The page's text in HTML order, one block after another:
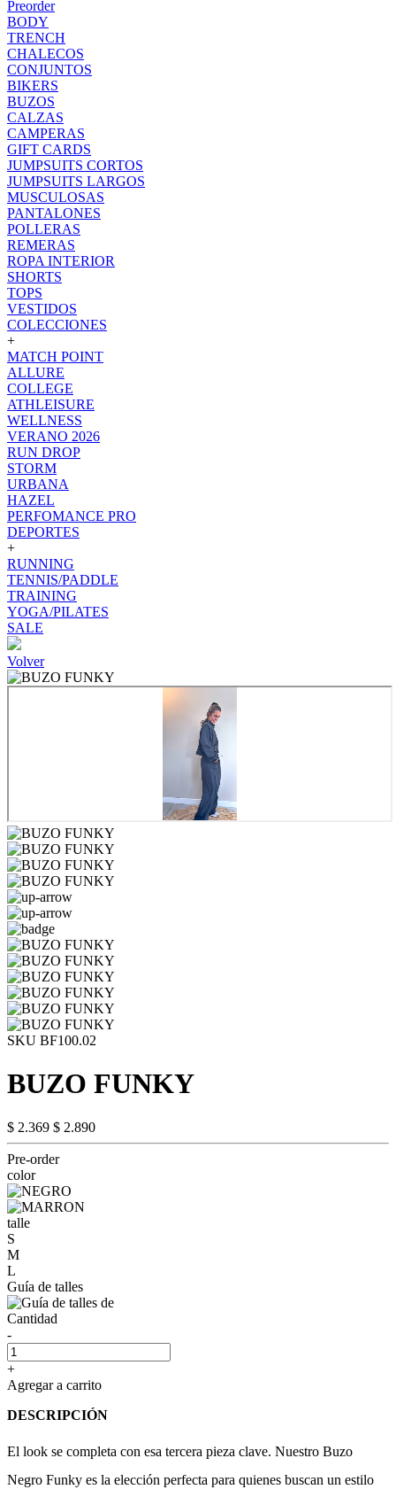
Preorder
BODY
TRENCH
CHALECOS
CONJUNTOS
BIKERS
BUZOS
CALZAS
CAMPERAS
GIFT CARDS
JUMPSUITS CORTOS
JUMPSUITS LARGOS
MUSCULOSAS
PANTALONES
POLLERAS
REMERAS
ROPA INTERIOR
SHORTS
TOPS
VESTIDOS
COLECCIONES
+
MATCH POINT
ALLURE
COLLEGE
ATHLEISURE
WELLNESS
VERANO 2026
RUN DROP
STORM
URBANA
HAZEL
PERFOMANCE PRO
DEPORTES
+
RUNNING
TENNIS/PADDLE
TRAINING
YOGA/PILATES
SALE
Volver
SKU BF100.02
BUZO FUNKY
$ 2.369 $ 2.890
Pre-order
color
talle
S
M
L
Guía de talles
Cantidad
-
+
Agregar a carrito
DESCRIPCIÓN
El look se completa con esa tercera pieza clave. Nuestro Buzo
Negro Funky es la elección perfecta para quienes buscan un estilo